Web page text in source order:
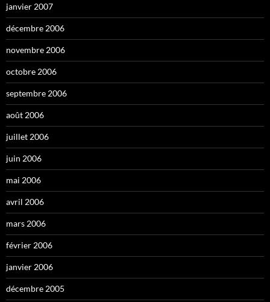
janvier 2007
décembre 2006
novembre 2006
octobre 2006
septembre 2006
août 2006
juillet 2006
juin 2006
mai 2006
avril 2006
mars 2006
février 2006
janvier 2006
décembre 2005